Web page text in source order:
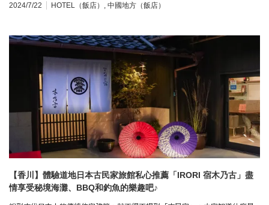
2024/7/22 HOTEL（飯店） 中國地方（飯店）
【香川】體驗道地日本古民家旅館私心推薦「IRORI 宿木乃古」盡
情享受秘境海灘、BBQ和釣魚的樂趣吧♪